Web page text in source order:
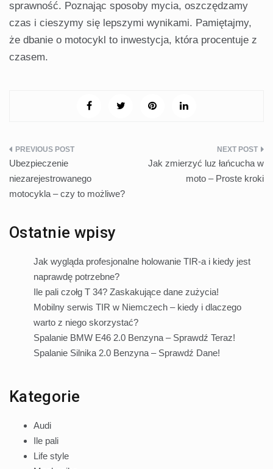
sprawność. Poznając sposoby mycia, oszczędzamy
czas i cieszymy się lepszymi wynikami. Pamiętajmy,
że dbanie o motocykl to inwestycja, która procentuje z
czasem.
Nawigacja
wpisu
Ubezpieczenie
niezarejestrowanego
motocykla – czy to możliwe?
Jak zmierzyć luz łańcucha w
moto – Proste kroki
Ostatnie wpisy
Jak wygląda profesjonalne holowanie TIR-a i kiedy jest
naprawdę potrzebne?
Ile pali czołg T 34? Zaskakujące dane zużycia!
Mobilny serwis TIR w Niemczech – kiedy i dlaczego
warto z niego skorzystać?
Spalanie BMW E46 2.0 Benzyna – Sprawdź Teraz!
Spalanie Silnika 2.0 Benzyna – Sprawdź Dane!
Kategorie
Audi
Ile pali
Life style